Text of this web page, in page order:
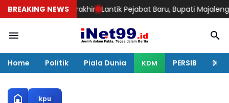
BREAKING NEWS
Berakhir Lantik Pejabat Baru, Bupati Majalengka
Home Politik Piala Dunia KDM PERSIB
kpu